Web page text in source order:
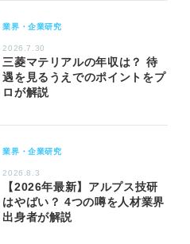
業界・企業研究
2026.7.30
三菱マテリアルの年収は？ 待
遇を見るうえでのポイントをプ
ロが解説
業界・企業研究
2026.8.3
【2026年最新】アルプス技研
はやばい？ 4つの噂を人材業界
出身者が解説